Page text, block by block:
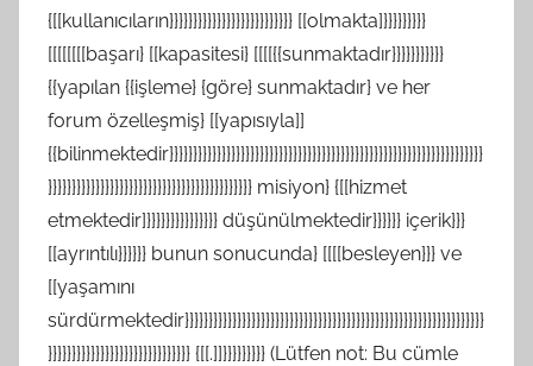
{[[kullanıcıların}}}}}}}}}}}}}}}}}}}}}}}}}} [[olmakta]}}}}}}}}}
[[[[[[[[başarı} [[kapasitesi} [[[[{{sunmaktadır}}}}}}}}}}}
{{yapılan {{işleme} {göre} sunmaktadır} ve her
forum özelleşmiş} [[yapısıyla]]
{{bilinmektedir}}}}}}}}}}}}}}}}}}}}}}}}}}}}}}}}}}}}}}}}}}}}}}}}}}}}}}}}}}}}}}}}}}
}}}}}}}}}}}}}}}}}}}}}}}}}}}}}}}}}}}}}}}}}}} misiyon} {[[hizmet
etmektedir]}}}}}}}}}}}}}}} düşünülmektedir}}}}}} içerik}}}
[[ayrıntılı}}}}}} bunun sonucunda} [[[[besleyen}}} ve
[[yaşamını
sürdürmektedir}}}}}}}}}}}}}}}}}}}}}}}}}}}}}}}}}}}}}}}}}}}}}}}}}}}}}}}}}}}}}}}
}}}}}}}}}}}}}}}}}}}}}}}}}}}}}} {[[.]]}}}}}}}}} (Lütfen not: Bu cümle